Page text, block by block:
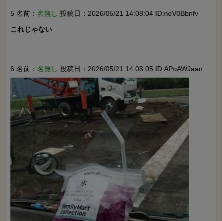
5 名前： 名無し 投稿日：2026/05/21 14:08:04 ID:neV0Bbnfv
これじゃない
6 名前： 名無し 投稿日：2026/05/21 14:08:05 ID:APoAWJaan